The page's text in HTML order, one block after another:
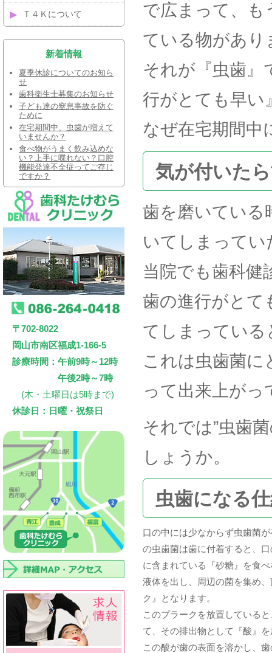
で広まって、も
ている物があり
それが『虫歯』
行がとても早い
なぜ在宅期間中
気が付いた
歯を磨いている
いてしまって
当院でも歯科健
歯の進行がとて
てしまっている
これは虫歯菌に
って出来上が
それでは”虫歯
しょうか。
虫歯になる
口の中には少なからず虫歯菌
の虫歯菌は歯に付着すると、
に含まれている『砂糖』を食
液体を出し、周辺の菌を集め
ク』となります。
このプラークを放置している
て、その排出物として『酸』
この酸が歯の表面を溶かし、
Ｔ４Ｋについて
新着情報
夏季休診についてのお知ら
せ
歯科衛生士募集のお知らせ
子ども達の窒息事故を防ぐ
ために
在宅期間中、虫歯が増えて
いませんか？
食べ物がうまく飲み込めな
い？上手に喋れない？口腔
機能発達不全症ってご存じ
ですか？
〒702-8022
岡山市南区福成1-166-5
診療時間：午前9時～12時
午後2時～7時
(木・土曜日は5時まで)
休診日：日曜・祝祭日